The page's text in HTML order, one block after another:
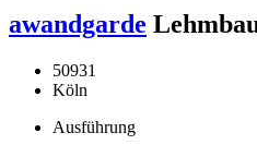
awandgarde
50931
Köln
Ausführung